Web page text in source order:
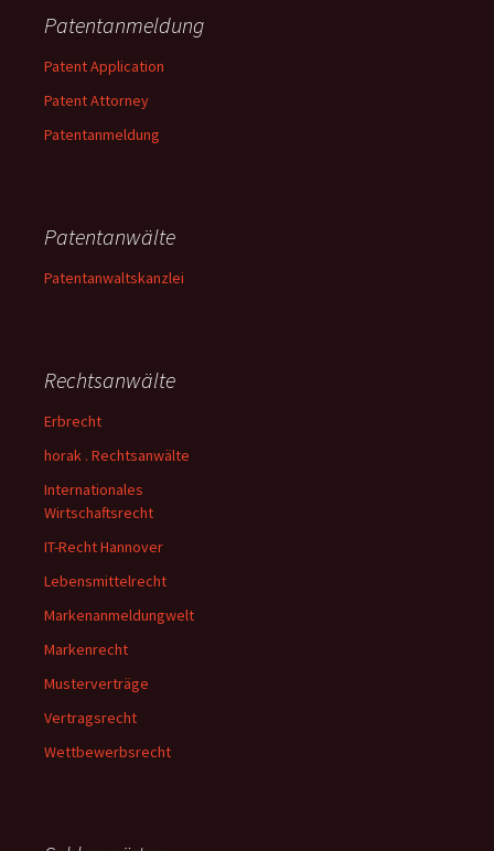
Patentanmeldung
Patent Application
Patent Attorney
Patentanmeldung
Patentanwälte
Patentanwaltskanzlei
Rechtsanwälte
Erbrecht
horak . Rechtsanwälte
Internationales
Wirtschaftsrecht
IT-Recht Hannover
Lebensmittelrecht
Markenanmeldungwelt
Markenrecht
Musterverträge
Vertragsrecht
Wettbewerbsrecht